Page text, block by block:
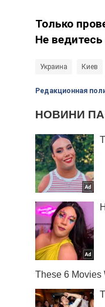
Только
Не
Украина Киев
Редакционная